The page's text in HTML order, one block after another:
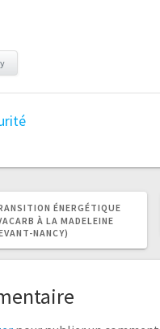
ÉNERGÉTIQUE
À LA MADELEINE
NANCY)